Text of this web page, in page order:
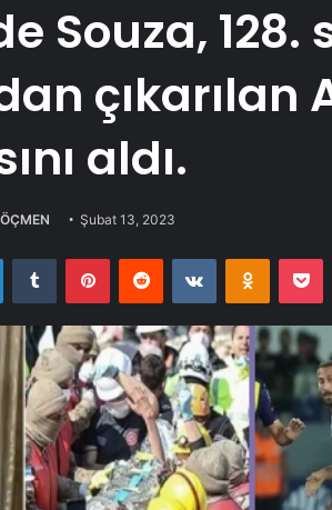
Souza, 128.
çıkarılan
aldı.
Şubat 13, 2023
LinkedInTumblr PinterestReddit VKontakte